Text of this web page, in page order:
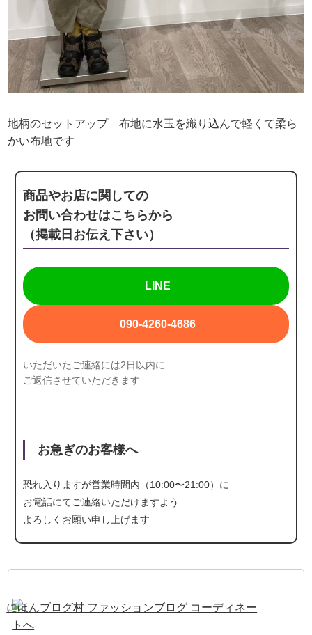
地柄のセットアップ 布地に水玉を織り込んで軽くて柔ら
かい布地です
商品やお店に関しての
お問い合わせはこちらから
（掲載日お伝え下さい）
LINE
090-4260-4686
いただいたご連絡には2日以内に
ご返信させていただきます
お急ぎのお客様へ
恐れ入りますが営業時間内（10:00〜21:00）に
お電話にてご連絡いただけますよう
よろしくお願い申し上げます